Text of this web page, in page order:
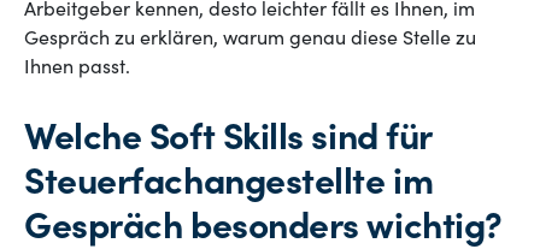
Arbeitgeber kennen, desto leichter fällt es Ihnen, im
Gespräch zu erklären, warum genau diese Stelle zu
Ihnen passt.
Welche Soft Skills sind für
Steuerfachangestellte im
Gespräch besonders wichtig?